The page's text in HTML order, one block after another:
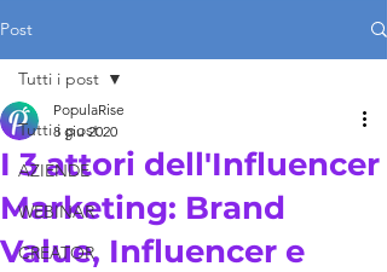
Post
Tutti i post
AZIENDE
WEBINAR
CREATOR
Tutti i post
I 3 attori dell'Influencer
Marketing: Brand
Value, Influencer e
PopulaRise
8 giu 2020